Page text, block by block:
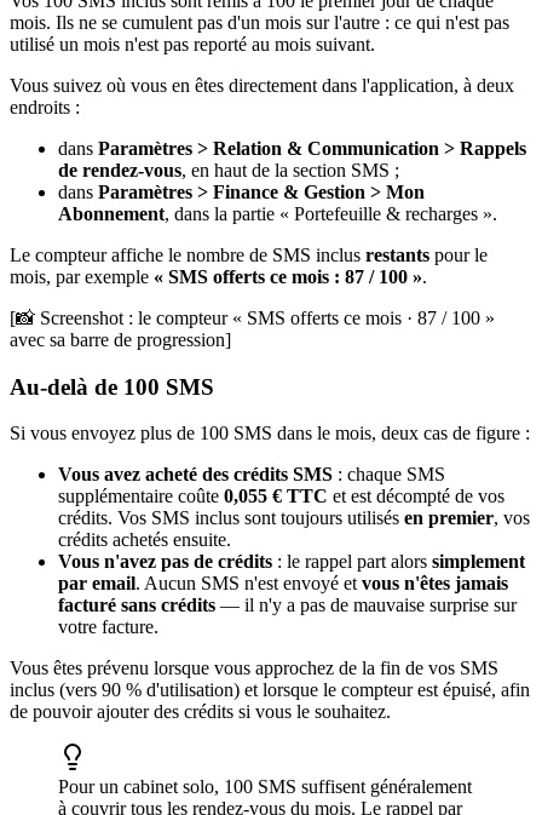
mois. Ils ne se cumulent pas d'un mois sur l'autre : ce qui n'est pas
utilisé un mois n'est pas reporté au mois suivant.
Vous suivez où vous en êtes directement dans l'application, à deux
endroits :
dans Paramètres > Relation & Communication > Rappels
de rendez-vous, en haut de la section SMS ;
dans Paramètres > Finance & Gestion > Mon
Abonnement, dans la partie « Portefeuille & recharges ».
Le compteur affiche le nombre de SMS inclus restants pour le
mois, par exemple « SMS offerts ce mois : 87 / 100 ».
[📸 Screenshot : le compteur « SMS offerts ce mois · 87 / 100 »
avec sa barre de progression]
Au-delà de 100 SMS
Si vous envoyez plus de 100 SMS dans le mois, deux cas de figure :
Vous avez acheté des crédits SMS : chaque SMS
supplémentaire coûte 0,055 € TTC et est décompté de vos
crédits. Vos SMS inclus sont toujours utilisés en premier, vos
crédits achetés ensuite.
Vous n'avez pas de crédits : le rappel part alors simplement
par email. Aucun SMS n'est envoyé etvous n'êtes jamais
facturé sans crédits — il n'y a pas de mauvaise surprise sur
votre facture.
Vous êtes prévenu lorsque vous approchez de la fin de vos SMS
inclus (vers 90 % d'utilisation) et lorsque le compteur est épuisé, afin
de pouvoir ajouter des crédits si vous le souhaitez.
Pour un cabinet solo, 100 SMS suffisent généralement
à couvrir tous les rendez-vous du mois. Le rappel par